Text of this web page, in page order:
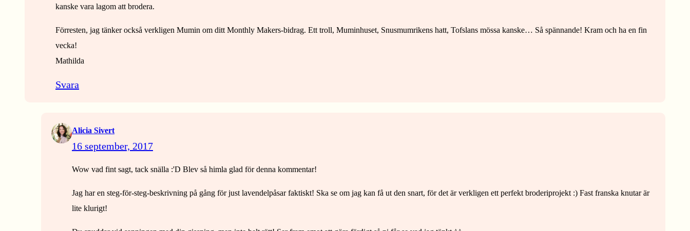
kanske vara lagom att brodera.
Förresten, jag tänker också verkligen Mumin om ditt Monthly Makers-bidrag. Ett troll, Muminhuset, Snusmumrikens hatt, Tofslans mössa kanske… Så spännande! Kram och ha en fin
vecka!
Mathilda
Svara
Alicia Sivert
16 september, 2017
Wow vad fint sagt, tack snälla :'D Blev så himla glad för denna kommentar!
Jag har en steg-för-steg-beskrivning på gång för just lavendelpåsar faktiskt! Ska se om jag kan få ut den snart, för det är verkligen ett perfekt broderiprojekt :) Fast franska knutar är
lite klurigt!